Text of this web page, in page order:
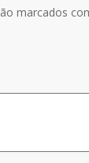
marcados